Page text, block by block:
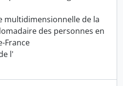
multidimensionnelle de la
des personnes en
France
l'